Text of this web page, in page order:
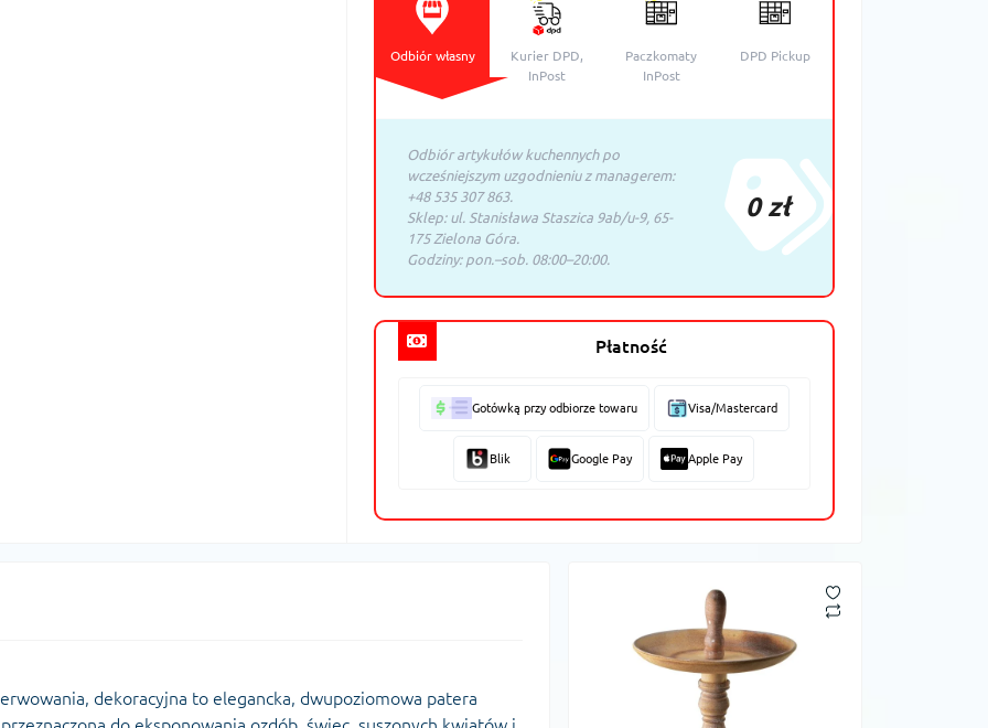
Odbiór własny
Kurier DPD,
InPost
Paczkomaty
InPost
DPD Pickup
Odbiór artykułów kuchennych po
wcześniejszym uzgodnieniu z managerem:
+48 535 307 863.
Sklep: ul. Stanisława Staszica 9ab/u-9, 65-
175 Zielona Góra.
Godziny: pon.–sob. 08:00–20:00.
0 zł
Płatność
Gotówką przy odbiorze towaru Visa/Mastercard
Blik Google Pay Apple Pay
dekoracyjna to elegancka, dwupoziomowa patera